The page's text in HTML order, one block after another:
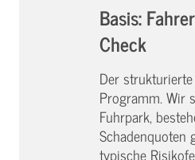
Basis:
Check
Der
Programm. Wir
Fuhrpark,
Schadenquoten
typische